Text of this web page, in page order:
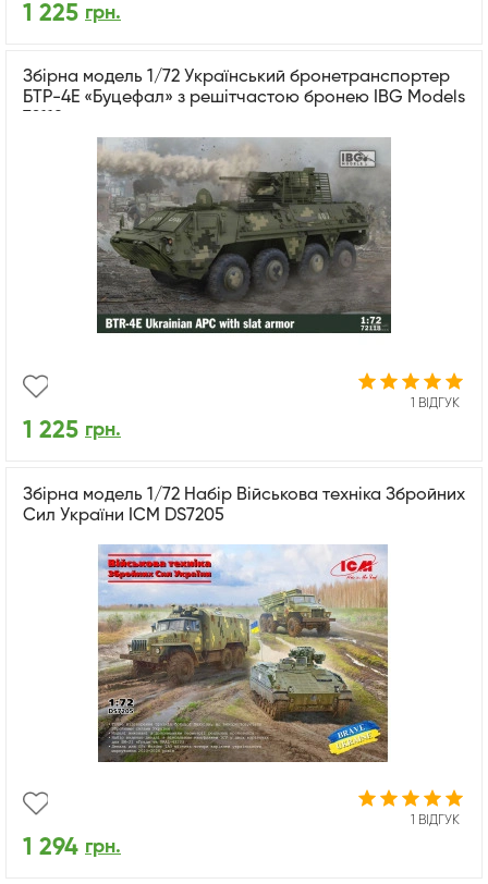
1 225 грн.
Збірна модель 1/72 Український бронетранспортер
БТР-4Е «Буцефал» з решітчастою бронею IBG Models
1 ВІДГУК
1 225 грн.
Збірна модель 1/72 Набір Військова техніка Збройних
Сил України ICM DS7205
1 ВІДГУК
1 294 грн.